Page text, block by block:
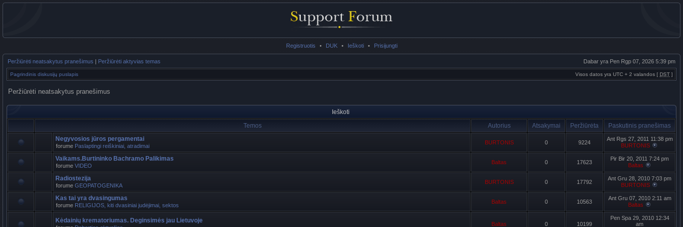
Registruotis • DUK • Ieškoti • Prisijungti
Peržiūrėti neatsakytus pranešimus | Peržiūrėti aktyvias temas Dabar yra Pen Rgp 07, 2026 5:39 pm
Pagrindinis diskusijų puslapis Visos datos yra UTC + 2 valandos [ DST ]
Peržiūrėti neatsakytus pranešimus
Ieškoti
Temos
Autorius Atsakymai Peržiūrėta
Paskutinis pranešimas
Negyvosios jūros pergamentai
forume Paslaptingi reiškiniai, atradimai
BURTONIS 0 9224
Ant Rgs 27, 2011 11:38 pm
BURTONIS
Vaikams.Burtininko Bachramo Palikimas
forume VIDEO
Baltas 0 17623
Pir Bir 20, 2011 7:24 pm
Baltas
Radiostezija
forume GEOPATOGENIKA
BURTONIS 0 17792
Ant Gru 28, 2010 7:03 pm
BURTONIS
Kas tai yra dvasingumas
forume RELIGIJOS, kiti dvasiniai judėjimai, sektos
Baltas 0 10563
Ant Gru 07, 2010 2:11 am
Baltas
Kėdainių krematoriumas. Deginsimės jau Lietuvoje Baltas 0 10199
Pen Spa 29, 2010 12:34
am